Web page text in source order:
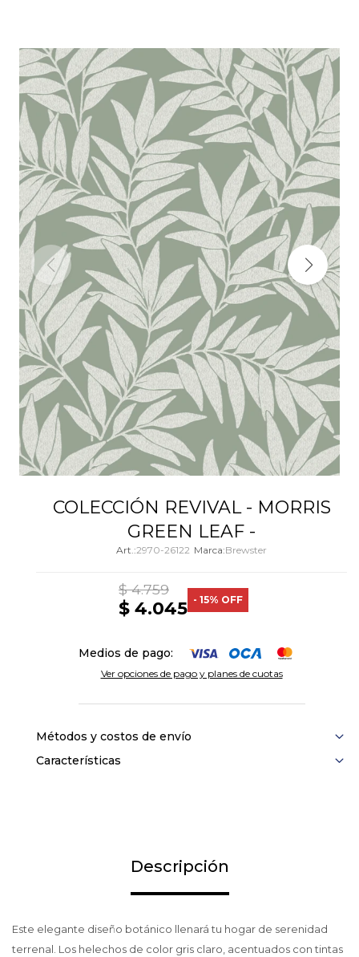
COLECCIÓN REVIVAL - MORRIS
GREEN LEAF -
2970-26122 Brewster
$ 4.045
$ 4.759
15
Medios de pago:
Ver opciones de pago y planes de cuotas
Métodos y costos de envío
Características
Descripción
Este elegante diseño botánico llenará tu hogar de serenidad
terrenal. Los helechos de color gris claro, acentuados con tintas